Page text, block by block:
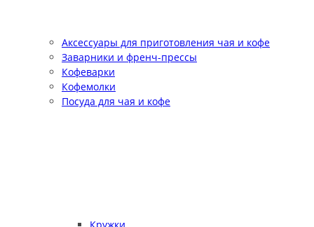
Аксессуары для приготовления чая и кофе
Заварники и френч-прессы
Кофеварки
Кофемолки
Посуда для чая и кофе